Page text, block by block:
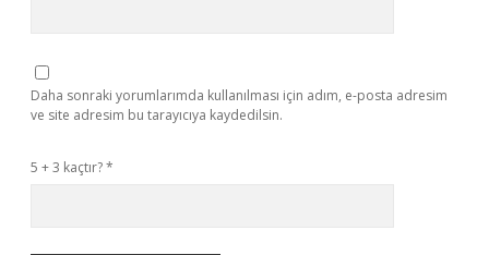
Daha sonraki yorumlarımda kullanılması için adım, e-posta adresim
ve site adresim bu tarayıcıya kaydedilsin.
5 + 3 kaçtır?*